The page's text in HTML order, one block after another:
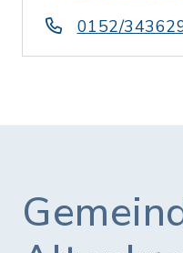
0152/